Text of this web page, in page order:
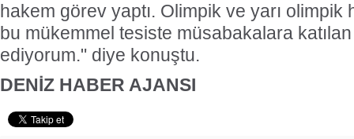
hakem görev yaptı. Olimpik ve yarı olimpik
bu mükemmel tesiste müsabakalara
ediyorum." diye konuştu.
DENİZ HABER AJANSI